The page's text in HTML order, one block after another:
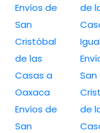
Envíos de
San
Cristóbal
de las
Casas a
Oaxaca
Envíos de
San
de
San
de